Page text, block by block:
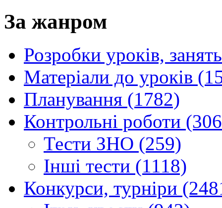
За жанром
Розробки уроків,
Матеріали до уроків
Планування (1782)
Контрольні роботи
Тести ЗНО (259)
Інші тести (1118)
Конкурси, турніри